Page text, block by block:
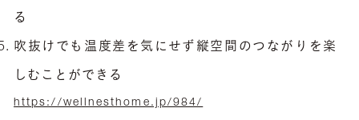
る
吹抜けでも温度差を気にせず縦空間のつながりを楽
しむことができる
https://wellnesthome.jp/984/